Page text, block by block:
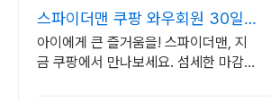
스파이더맨 쿠팡 와우회원 30일
무료반품
아이에게 큰 즐거움을! 스파이더맨, 지
금 쿠팡에서 만나보세요. 섬세한 마감과